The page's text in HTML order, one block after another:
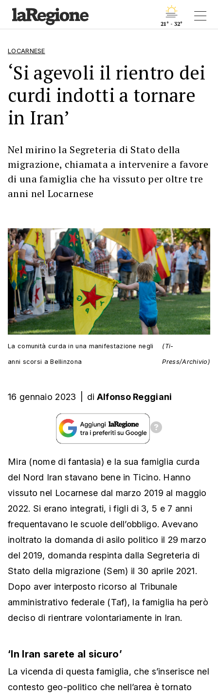
21° - 32°
LOCARNESE
‘Si agevoli il rientro dei
curdi indotti a tornare
in Iran’
Nel mirino la Segreteria di Stato della
migrazione, chiamata a intervenire a favore
di una famiglia che ha vissuto per oltre tre
anni nel Locarnese
La comunità curda in una manifestazione negli
anni scorsi a Bellinzona
(Ti-
Press/Archivio)
16 gennaio 2023 di Alfonso Reggiani
Mira (nome di fantasia) e la sua famiglia curda
del Nord Iran stavano bene in Ticino. Hanno
vissuto nel Locarnese dal marzo 2019 al maggio
2022. Si erano integrati, i figli di 3, 5 e 7 anni
frequentavano le scuole dell’obbligo. Avevano
inoltrato la domanda di asilo politico il 29 marzo
del 2019, domanda respinta dalla Segreteria di
Stato della migrazione (Sem) il 30 aprile 2021.
Dopo aver interposto ricorso al Tribunale
amministrativo federale (Taf), la famiglia ha però
deciso di rientrare volontariamente in Iran.
‘In Iran sarete al sicuro’
La vicenda di questa famiglia, che s’inserisce nel
contesto geo-politico che nell’area è tornato